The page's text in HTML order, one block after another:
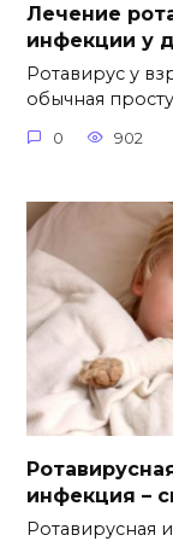
Лечение
инфекции у
Ротавирус у
обычная
0 902
инфекция –
Ротавирусная